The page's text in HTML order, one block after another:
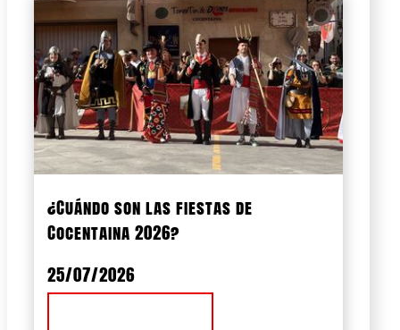
¿Cuándo son las fiestas de
Cocentaina 2026?
25/07/2026